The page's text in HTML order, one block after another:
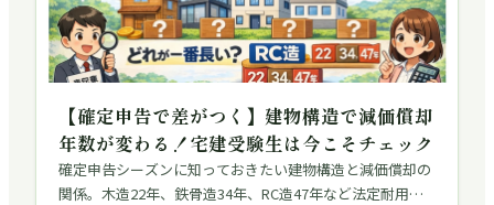
【確定申告で差がつく】建物構造で減価償却
年数が変わる！宅建受験生は今こそチェック
確定申告シーズンに知っておきたい建物構造と減価償却の
関係。木造22年、鉄骨造34年、RC造47年など法定耐用年